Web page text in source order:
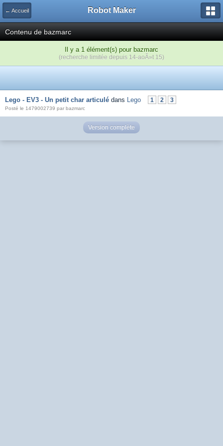
← Accueil Robot Maker
Contenu de bazmarc
Il y a 1 élément(s) pour bazmarc
(recherche limitée depuis 14-aoÃ»t 15)
Lego - EV3 - Un petit char articulé dans Lego 1 2 3
Posté le 1479002739 par bazmarc
Version complète